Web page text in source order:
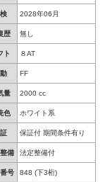
2028年06月
歴 無し
ト ８AT
FF
量 2000 cc
色 ホワイト系
保証付 期間条件有り
備 法定整備付
号 848 (下3桁)